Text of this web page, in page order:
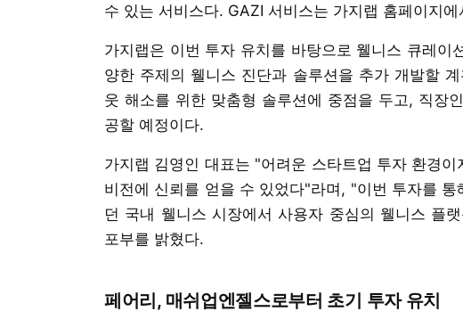
수 있는 서비스다. GAZI 서비스는 가지랩 홈페이지
가지랩은 이번 투자 유치를 바탕으로 웰니스 큐레
양한 주제의 웰니스 진단과 솔루션을 추가 개발할
웃 해소를 위한 맞춤형 솔루션에 중점을 두고, 직장
공할 예정이다.
가지랩 김영인 대표는 "어려운 스타트업 투자 환경
비전에 신뢰를 얻을 수 있었다"라며, "이번 투자를
던 국내 웰니스 시장에서 사용자 중심의 웰니스 플
포부를 밝혔다.
페어리, 매쉬업엔젤스로부터 초기 투자 유치